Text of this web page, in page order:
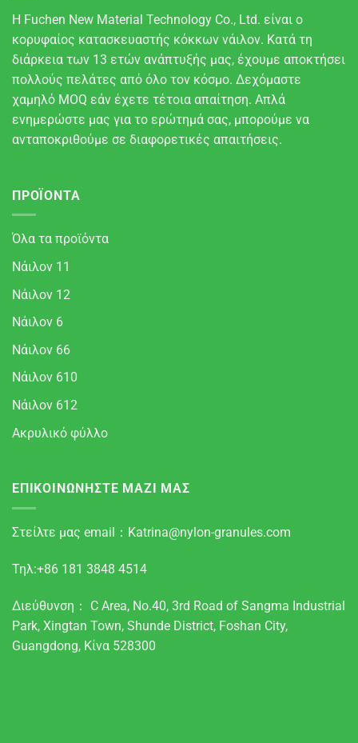
Η Fuchen New Material Technology Co., Ltd. είναι ο
κορυφαίος κατασκευαστής κόκκων νάιλον. Κατά τη
διάρκεια των 13 ετών ανάπτυξής μας, έχουμε αποκτήσει
πολλούς πελάτες από όλο τον κόσμο. Δεχόμαστε
χαμηλό MOQ εάν έχετε τέτοια απαίτηση. Απλά
ενημερώστε μας για το ερώτημά σας, μπορούμε να
ανταποκριθούμε σε διαφορετικές απαιτήσεις.
ΠΡΟΪΌΝΤΑ
Όλα τα προϊόντα
Νάιλον 11
Νάιλον 12
Νάιλον 6
Νάιλον 66
Νάιλον 610
Νάιλον 612
Ακρυλικό φύλλο
ΕΠΙΚΟΙΝΩΝΗΣΤΕ ΜΑΖΙ ΜΑΣ
Στείλτε μας email： Katrina@nylon-granules.com
Τηλ:+86 181 3848 4514
Διεύθυνση： C Area, No.40, 3rd Road of Sangma Industrial
Park, Xingtan Town, Shunde District, Foshan City,
Guangdong, Κίνα 528300